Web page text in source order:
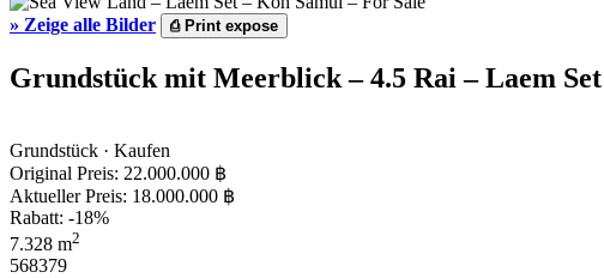
» Zeige alle Bilder ⎙Print expose
Grundstück mit Meerblick – 4.5 Rai – Laem
Grundstück · Kaufen
Original Preis: 22.000.000 ฿
Aktueller Preis: 18.000.000 ฿
Rabatt: -18%
7.328 m2
568379